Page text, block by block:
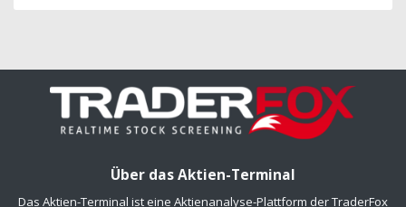
Über das Aktien-Terminal
Das Aktien-Terminal ist eine Aktienanalyse-Plattform der TraderFox